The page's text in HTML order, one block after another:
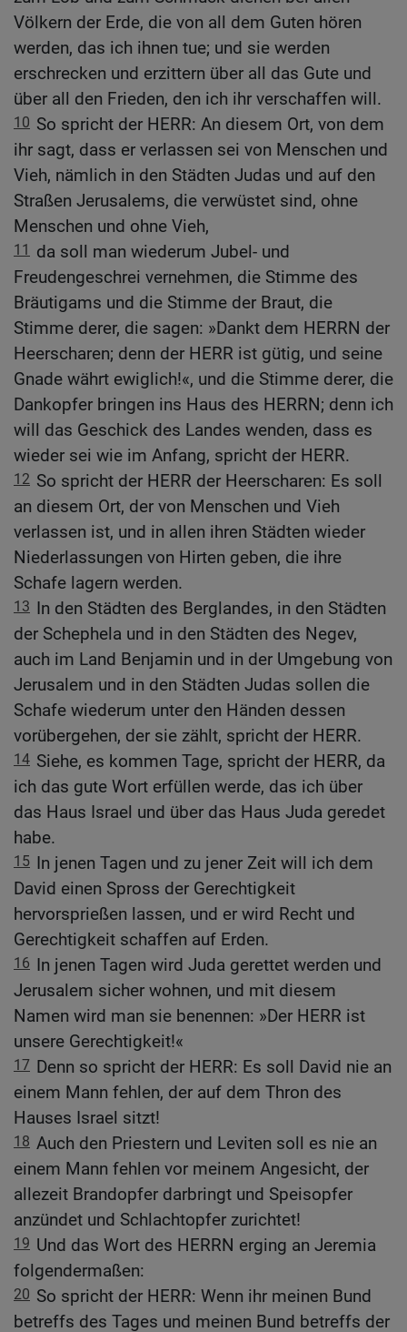
Völkern der Erde, die von all dem Guten hören
werden, das ich ihnen tue; und sie werden
erschrecken und erzittern über all das Gute und
über all den Frieden, den ich ihr verschaffen will.
10 So spricht der HERR: An diesem Ort, von dem
ihr sagt, dass er verlassen sei von Menschen und
Vieh, nämlich in den Städten Judas und auf den
Straßen Jerusalems, die verwüstet sind, ohne
Menschen und ohne Vieh,
11
da soll man wiederum Jubel- und
Freudengeschrei vernehmen, die Stimme des
Bräutigams und die Stimme der Braut, die
Stimme derer, die sagen: »Dankt dem HERRN der
Heerscharen; denn der HERR ist gütig, und seine
Gnade währt ewiglich!«, und die Stimme derer, die
Dankopfer bringen ins Haus des HERRN; denn ich
will das Geschick des Landes wenden, dass es
wieder sei wie im Anfang, spricht der HERR.
12 So spricht der HERR der Heerscharen: Es soll
an diesem Ort, der von Menschen und Vieh
verlassen ist, und in allen ihren Städten wieder
Niederlassungen von Hirten geben, die ihre
Schafe lagern werden.
13 In den Städten des Berglandes, in den Städten
der Schephela und in den Städten des Negev,
auch im Land Benjamin und in der Umgebung von
Jerusalem und in den Städten Judas sollen die
Schafe wiederum unter den Händen dessen
vorübergehen, der sie zählt, spricht der HERR.
14 Siehe, es kommen Tage, spricht der HERR, da
ich das gute Wort erfüllen werde, das ich über
das Haus Israel und über das Haus Juda geredet
habe.
15 In jenen Tagen und zu jener Zeit will ich dem
David einen Spross der Gerechtigkeit
hervorsprießen lassen, und er wird Recht und
Gerechtigkeit schaffen auf Erden.
16 In jenen Tagen wird Juda gerettet werden und
Jerusalem sicher wohnen, und mit diesem
Namen wird man sie benennen: »Der HERR ist
unsere Gerechtigkeit!«
17 Denn so spricht der HERR: Es soll David nie an
einem Mann fehlen, der auf dem Thron des
Hauses Israel sitzt!
18 Auch den Priestern und Leviten soll es nie an
einem Mann fehlen vor meinem Angesicht, der
allezeit Brandopfer darbringt und Speisopfer
anzündet und Schlachtopfer zurichtet!
19 Und das Wort des HERRN erging an Jeremia
folgendermaßen:
20 So spricht der HERR: Wenn ihr meinen Bund
betreffs des Tages und meinen Bund betreffs der